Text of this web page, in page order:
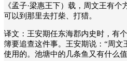
《孟子·梁惠王下）载，周文王有个
可以到那里去打柴、打猎。
译文：王安期任东海郡内史时，有
簿要追查这件事。王安期说： “周文
使用的。池塘中的几条鱼又有什么